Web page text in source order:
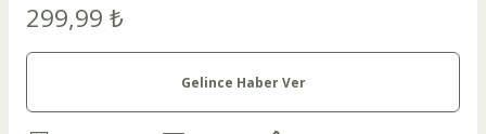
299,99 ₺
Gelince Haber Ver